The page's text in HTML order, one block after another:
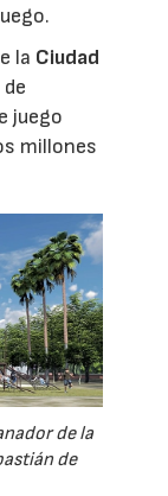
la Ciudad
juego
millones
de la
de